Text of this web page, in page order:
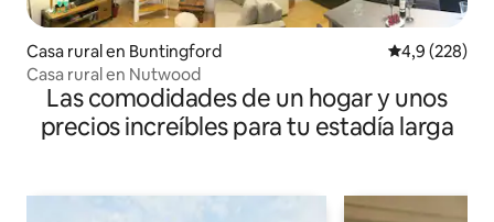
Casa rural en Buntingford Calificación
4,9 (228)
Casa rural en Nutwood
Las comodidades de un hogar y unos
precios increíbles para tu estadía larga